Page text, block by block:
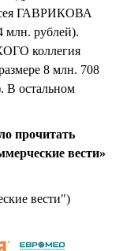
ГАВРИКОВА
рублей).
коллегия
8 млн. 708
В остальном
прочитать
вести»
вести")